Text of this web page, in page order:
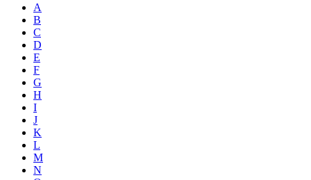
A
B
C
D
E
F
G
H
I
J
K
L
M
N